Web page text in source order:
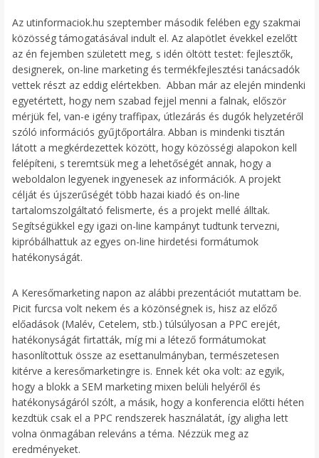
Az utinformaciok.hu szeptember második felében egy szakmai
közösség támogatásával indult el. Az alapötlet évekkel ezelőtt
az én fejemben született meg, s idén öltött testet: fejlesztők,
designerek, on-line marketing és termékfejlesztési tanácsadók
vettek részt az eddig elértekben. Abban már az elején mindenki
egyetértett, hogy nem szabad fejjel menni a falnak, először
mérjük fel, van-e igény traffipax, útlezárás és dugók helyzetéről
szóló információs gyűjtőportálra. Abban is mindenki tisztán
látott a megkérdezettek között, hogy közösségi alapokon kell
felépíteni, s teremtsük meg a lehetőségét annak, hogy a
weboldalon legyenek ingyenesek az információk. A projekt
célját és újszerűségét több hazai kiadó és on-line
tartalomszolgáltató felismerte, és a projekt mellé álltak.
Segítségükkel egy igazi on-line kampányt tudtunk tervezni,
kipróbálhattuk az egyes on-line hirdetési formátumok
hatékonyságát.
A Keresőmarketing napon az alábbi prezentációt mutattam be.
Picit furcsa volt nekem és a közönségnek is, hisz az előző
előadások (Malév, Cetelem, stb.) túlsúlyosan a PPC erejét,
hatékonyságát firtatták, míg mi a létező formátumokat
hasonlítottuk össze az esettanulmányban, természetesen
kitérve a keresőmarketingre is. Ennek két oka volt: az egyik,
hogy a blokk a SEM marketing mixen belüli helyéről és
hatékonyságáról szólt, a másik, hogy a konferencia előtti héten
kezdtük csak el a PPC rendszerek használatát, így aligha lett
volna önmagában releváns a téma. Nézzük meg az
eredményeket.